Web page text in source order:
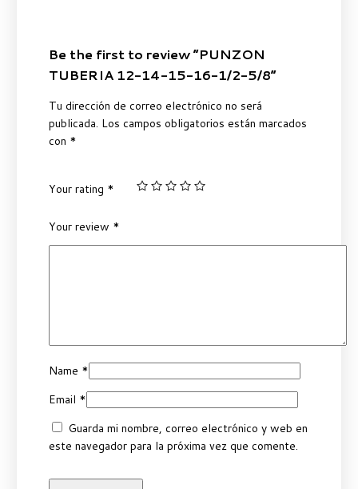
Be the first to review “PUNZON
TUBERIA 12-14-15-16-1/2-5/8”
Tu dirección de correo electrónico no será
publicada. Los campos obligatorios están marcados
con *
Your rating *
Your review *
Name *
Email *
Guarda mi nombre, correo electrónico y web en
este navegador para la próxima vez que comente.